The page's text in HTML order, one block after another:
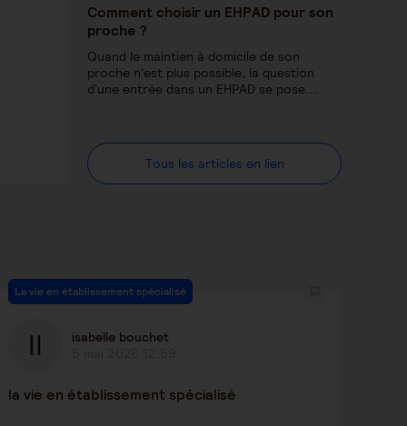
Comment choisir un EHPAD pour son
proche ?
Quand le maintien à domicile de son
proche n'est plus possible, la question
d'une entrée dans un EHPAD se pose.…
Tous les articles en lien
La vie en établissement spécialisé
isabelle bouchet
la vie en établissement spécialisé